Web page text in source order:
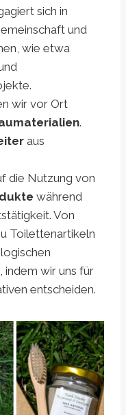
sich in
und
wie etwa
wir vor Ort
.
aus
die Nutzung von
während
Von
Toilettenartikeln
indem wir uns für
entscheiden.